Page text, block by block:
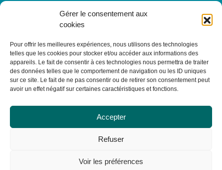
Gérer le consentement aux
cookies
Pour offrir les meilleures expériences, nous utilisons des technologies
telles que les cookies pour stocker et/ou accéder aux informations des
appareils. Le fait de consentir à ces technologies nous permettra de traiter
des données telles que le comportement de navigation ou les ID uniques
sur ce site. Le fait de ne pas consentir ou de retirer son consentement peut
avoir un effet négatif sur certaines caractéristiques et fonctions.
Accepter
Refuser
Voir les préférences